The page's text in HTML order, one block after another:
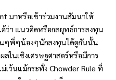
มาหรือเข้าร่วมงานสัมนาให้
ด้ว่า แนวคิดหรือกลยุทธ์การลงทุน
ๆพี่ๆน้องๆนักลงทุนได้ดูกันนั้น
ในเชิงเศรษฐศาสตร์หรือมีการ
เว้นแม้กระทั่ง Chowder Rule ที่